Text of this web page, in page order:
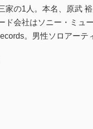
家の1人。本名、原武
ド会社はソニー・ミュ
。男性ソロアー